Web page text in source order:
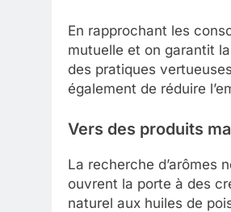
En rapprochant les
mutuelle et on garantit
des pratiques
également de réduire
Vers des produits
La recherche d’arômes
ouvrent la porte à des
naturel aux huiles de